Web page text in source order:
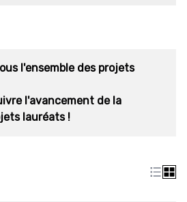
l'ensemble des projets
l'avancement de la
lauréats !